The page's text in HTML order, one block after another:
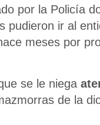
por la Policía
pudieron ir al
meses por
se le niega
de la